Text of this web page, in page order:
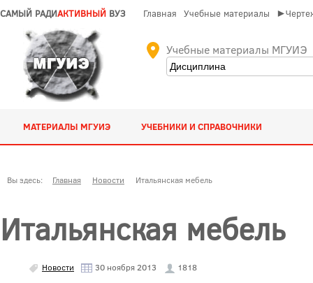
САМЫЙ РАДИАКТИВНЫЙ ВУЗ Главная Учебные материалы
Учебные материалы МГУИЭ
МАТЕРИАЛЫ МГУИЭ УЧЕБНИКИ И СПРАВОЧНИКИ
Вы здесь: Главная Новости Итальянская мебель
Итальянская мебель
Новости 30 ноября 2013 1818